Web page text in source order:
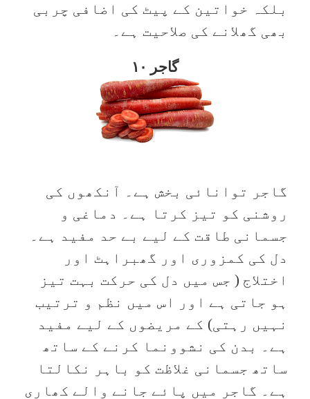
بلکہ خواتین کے پیٹ کی اضافی چربی
بھی گھلانے کی صلاحیت ہے۔
۱۰ گاجر
گاجر توانائی بخش ہے۔ آنکھوں کی
روشنی کو تیز کرتا ہے۔ دماغی و
جسمانی طاقت کے لیے بے حد مفید ہے۔
دل کی کمزوری اور گھبراہٹ اور
اختلاج ( جس میں دل کی حرکت بہت تیز
ہو جاتی ہے اور اس میں نظم و ترتیب
نہیں رہتی) کے مریضوں کے لیے مفید
ہے۔ بدن کی نشوونما کرنے کے ساتھ
ساتھ جسمانی غلاظت کو باہر نکالتا
ہے۔ گاجر میں پائے جانے والے کھاری